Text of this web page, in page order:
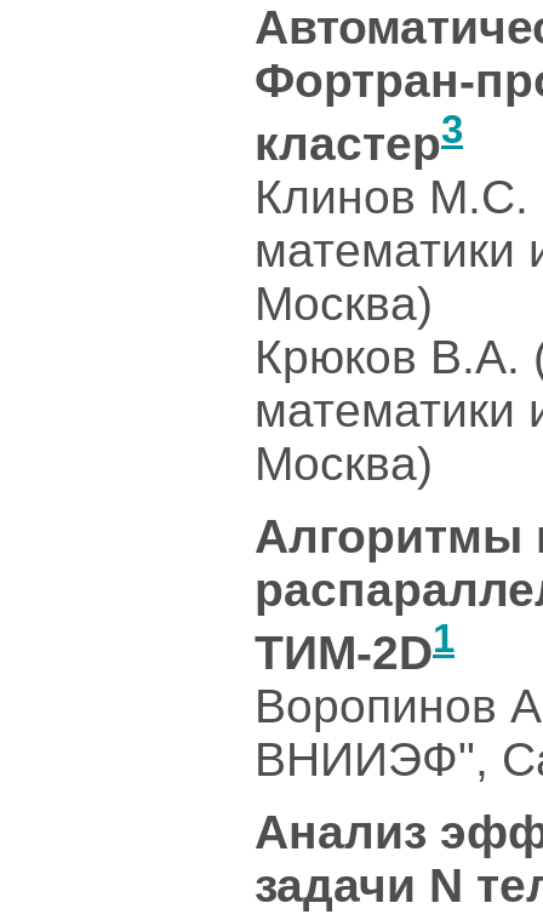
Фортран-
кластер3
Клинов М.С.
Москва)
Крюков В.А.
Москва)
Алгоритмы
ТИМ-2D1
Воропинов
ВНИИЭФ",
Анализ
задачи N